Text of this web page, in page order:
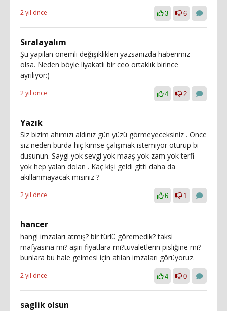
2 yıl önce 3 6
Sıralayalım
Şu yapılan önemli değişiklikleri yazsanızda haberimiz
olsa. Neden böyle liyakatlı bir ceo ortaklık birince
ayrılıyor:)
2 yıl önce 4 2
Yazık
Siz bizim ahımızı aldınız gün yüzü görmeyeceksiniz . Önce
siz neden burda hiç kimse çalışmak istemiyor oturup bi
dusunun. Saygi yok sevgi yok maaş yok zam yok terfi
yok hep yalan dolan . Kaç kişi geldi gitti daha da
akillanmayacak misiniz ?
2 yıl önce 6 1
hancer
hangi imzaları atmış? bir türlü göremedik? taksi
mafyasına mı? aşırı fiyatlara mı?tuvaletlerin pisliğine mi?
bunlara bu hale gelmesi için atılan imzaları görüyoruz.
2 yıl önce 4 0
saglik olsun